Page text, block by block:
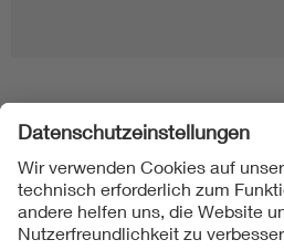
Folgen Sie uns